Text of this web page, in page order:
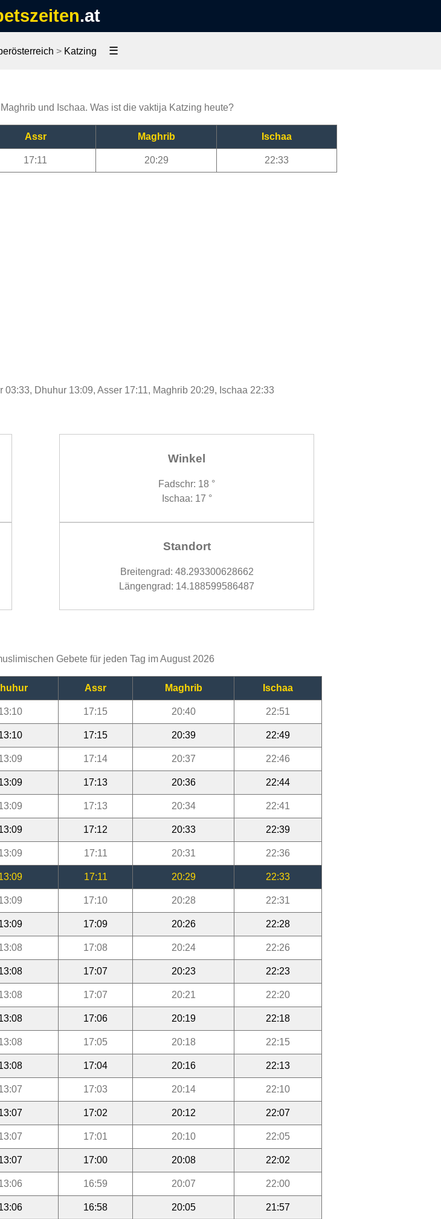
.at
> Katzing ☰
und Ischaa. Was ist die vaktija Katzing heute?
Assr Maghrib Ischaa
17:11 20:29 22:33
Dhuhur 13:09, Asser 17:11, Maghrib 20:29, Ischaa 22:33
Winkel
Fadschr: 18 °
Ischaa: 17 °
Standort
Breitengrad: 48.293300628662
Längengrad: 14.188599586487
Gebete für jeden Tag im August 2026
Assr Maghrib Ischaa
17:15 20:40 22:51
17:15 20:39 22:49
17:14 20:37 22:46
17:13 20:36 22:44
17:13 20:34 22:41
17:12 20:33 22:39
17:11 20:31 22:36
17:11 20:29 22:33
17:10 20:28 22:31
17:09 20:26 22:28
17:08 20:24 22:26
17:07 20:23 22:23
17:07 20:21 22:20
17:06 20:19 22:18
17:05 20:18 22:15
17:04 20:16 22:13
17:03 20:14 22:10
17:02 20:12 22:07
17:01 20:10 22:05
17:00 20:08 22:02
16:59 20:07 22:00
16:58 20:05 21:57